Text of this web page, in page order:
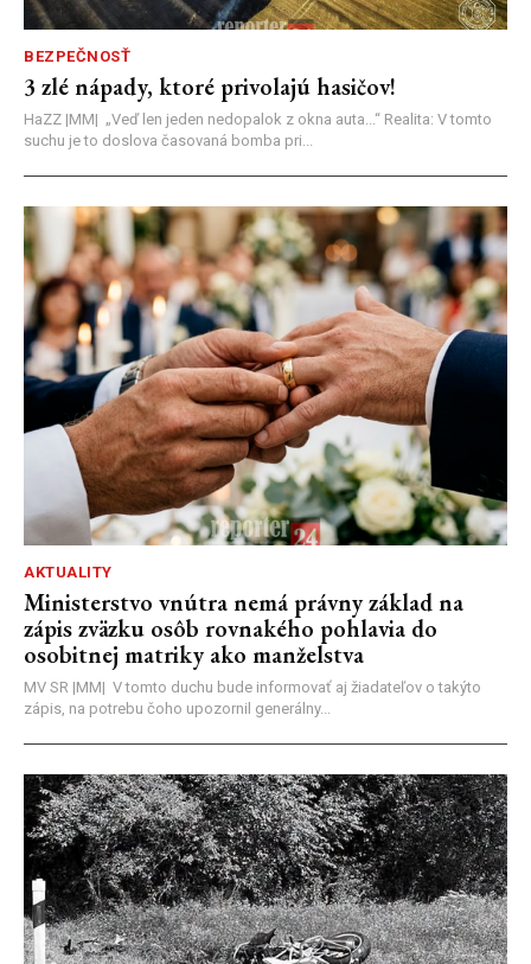
BEZPEČNOSŤ
3 zlé nápady, ktoré privolajú hasičov!
HaZZ |MM| ​„Veď len jeden nedopalok z okna auta...“ ​Realita: V tomto
suchu je to doslova časovaná bomba pri...
AKTUALITY
Ministerstvo vnútra nemá právny základ na
zápis zväzku osôb rovnakého pohlavia do
osobitnej matriky ako manželstva
MV SR |MM| V tomto duchu bude informovať aj žiadateľov o takýto
zápis, na potrebu čoho upozornil generálny...